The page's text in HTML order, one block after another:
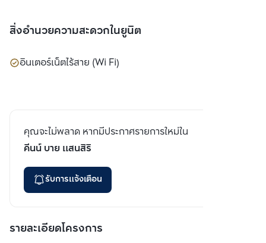
สิ่งอำนวยความสะดวกในยูนิต
อินเตอร์เน็ตไร้สาย (Wi Fi)
คุณจะไม่พลาด หากมีประกาศรายการใหม่ใน
คีนน์ บาย แสนสิริ
รับการแจ้งเตือน
รายละเอียดโครงการ